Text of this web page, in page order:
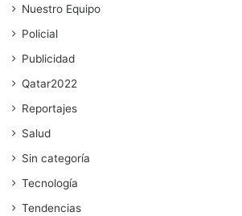
Nuestro Equipo
Policial
Publicidad
Qatar2022
Reportajes
Salud
Sin categoría
Tecnología
Tendencias